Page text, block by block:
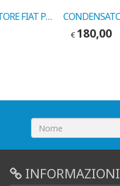
CONDENSATORE FIAT PUNTO 75-85/LANCIA Y COD.VALEO 817412
€ 180,00
INFORMAZIONI